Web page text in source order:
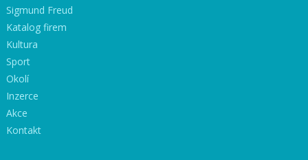
Sigmund Freud
Katalog firem
Kultura
Sport
Okolí
Inzerce
Akce
Kontakt